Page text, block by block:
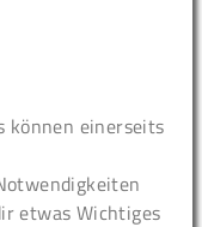
können einerseits
etwas Wichtiges